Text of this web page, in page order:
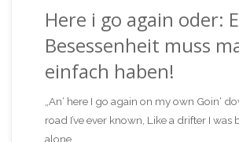
Here i go again oder:
Besessenheit muss
einfach haben!
„An‘ here I go again on my own Goin‘
road I’ve ever known, Like a drifter I was
alone …